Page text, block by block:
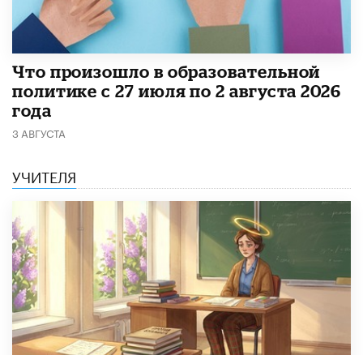
​Что произошло в образовательной
политике с 27 июля по 2 августа 2026
года
3 АВГУСТА
УЧИТЕЛЯ